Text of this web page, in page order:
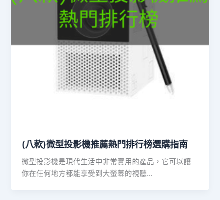
(八款)微型投影機推薦熱門排行榜選購指南
微型投影機是現代生活中非常實用的產品，它可以讓
你在任何地方都能享受到大螢幕的視聽…